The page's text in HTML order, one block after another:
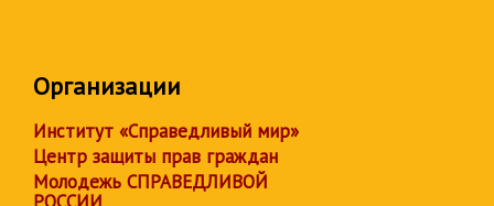
Организации
Институт «Справедливый мир»
Центр защиты прав граждан
Молодежь СПРАВЕДЛИВОЙ